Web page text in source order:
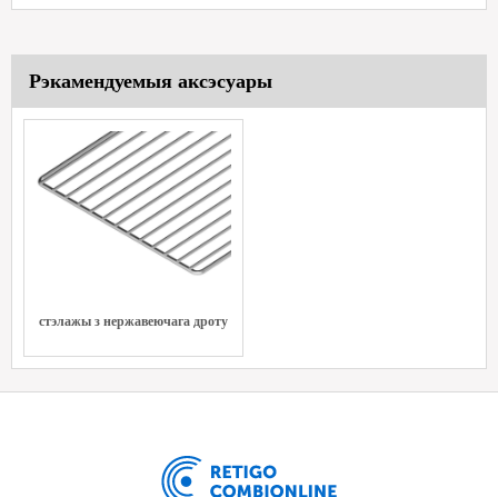
Рэкамендуемыя аксэсуары
стэлажы з нержавеючага дроту